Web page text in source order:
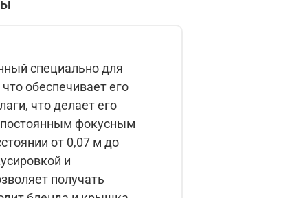
специально для
что делает его
от 0,07 м до
получать